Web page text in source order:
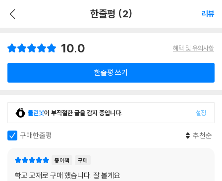
한줄평 (2) 리뷰
10.0 혜택 및 유의사항
한줄평 쓰기
클린봇이 부적절한 글을 감지 중입니다. 설정
구매한줄평 추천순
종이책 구매
학교 교재로 구매 했습니다. 잘 볼게요